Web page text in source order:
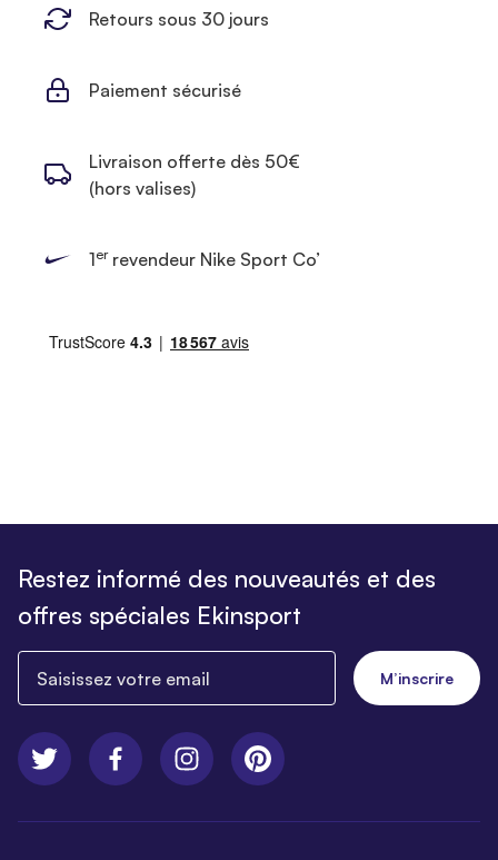
Retours sous 30 jours
Paiement sécurisé
Livraison offerte dès 50€
(hors valises)
1errevendeur Nike Sport Co’
Restez informé des nouveautés et des
offres spéciales Ekinsport
M’inscrire